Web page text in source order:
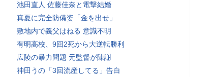
池田直人 佐藤佳奈と電撃結婚
真夏に完全防備姿「金を出せ」
敷地内で義父はねる 意識不明
有明高校、9回2死から大逆転勝利
広陵の暴力問題 元監督が陳謝
神田うの「3回流産してる」告白